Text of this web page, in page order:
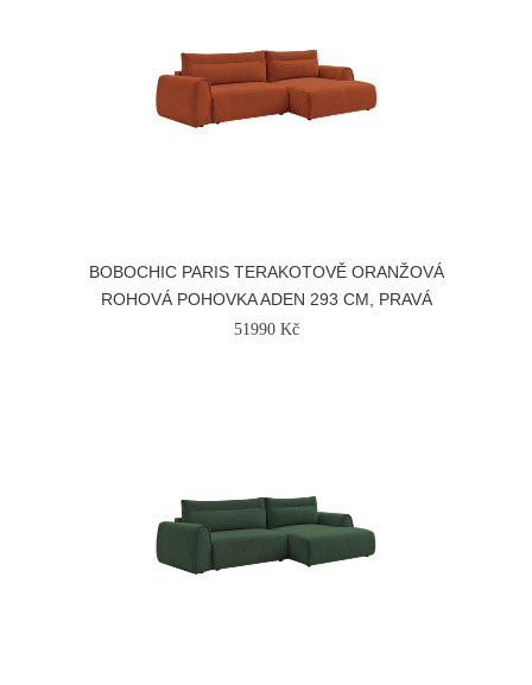
BOBOCHIC PARIS TERAKOTOVĚ ORANŽOVÁ
ROHOVÁ POHOVKA ADEN 293 CM, PRAVÁ
51990 Kč